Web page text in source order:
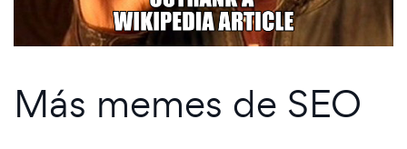
Más memes de SEO